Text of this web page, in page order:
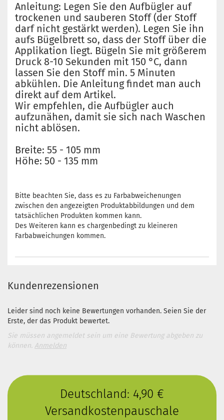
Anleitung: Legen Sie den Aufbügler auf
trockenen und sauberen Stoff (der Stoff
darf nicht gestärkt werden). Legen Sie ihn
aufs Bügelbrett so, dass der Stoff über die
Applikation liegt. Bügeln Sie mit größerem
Druck 8-10 Sekunden mit 150 °C, dann
lassen Sie den Stoff min. 5 Minuten
abkühlen. Die Anleitung findet man auch
direkt auf dem Artikel.
Wir empfehlen, die Aufbügler auch
aufzunähen, damit sie sich nach Waschen
nicht ablösen.
Breite: 55 - 105 mm
Höhe: 50 - 135 mm
Bitte beachten Sie, dass es zu Farbabweichenungen
zwischen den angezeigten Produktabbildungen und dem
tatsächlichen Produkten kommen kann.
Des Weiteren kann es chargenbedingt zu kleineren
Farbabweichungen kommen.
Kundenrezensionen
Leider sind noch keine Bewertungen vorhanden. Seien Sie der
Erste, der das Produkt bewertet.
Sie müssen angemeldet sein um eine Bewertung abgeben zu
können. Anmelden
Deutschland: 4,90 €
Versandkostenpauschale